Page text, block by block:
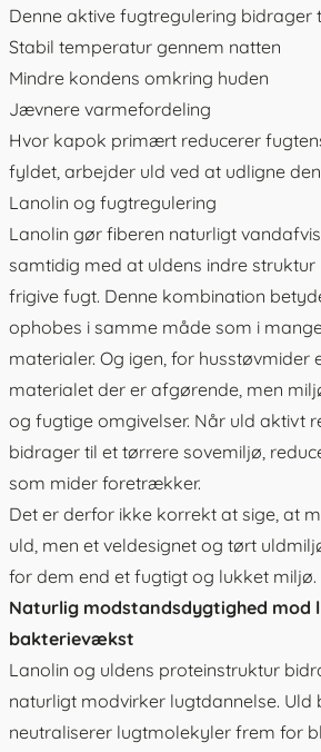
Denne aktive fugtregulering bidrager
Stabil temperatur gennem natten
Mindre kondens omkring huden
Jævnere varmefordeling
Hvor kapok primært reducerer
fyldet, arbejder uld ved at udligne
Lanolin og fugtregulering
Lanolin gør fiberen naturligt
samtidig med at uldens indre
frigive fugt. Denne kombination
ophobes i samme måde som i
materialer. Og igen, for husstøvmider
materialet der er afgørende, men
og fugtige omgivelser. Når uld aktivt
bidrager til et tørrere sovemiljø,
som mider foretrækker.
Det er derfor ikke korrekt at sige, at
uld, men et veldesignet og tørt
for dem end et fugtigt og lukket miljø.
Naturlig modstandsdygtighed mod
bakterievækst
Lanolin og uldens proteinstruktur
naturligt modvirker lugtdannelse. Uld
neutraliserer lugtmolekyler frem for